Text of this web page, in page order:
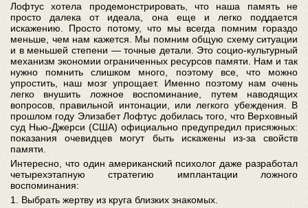
Лофтус хотела продемонстрировать, что наша память не
просто далека от идеала, она еще и легко поддается
искажению. Просто потому, что мы всегда помним гораздо
меньше, чем нам кажется. Мы помним общую схему ситуации
и в меньшей степени — точные детали. Это социо-культурный
механизм экономии ограниченных ресурсов памяти. Нам и так
нужно помнить слишком много, поэтому все, что можно
упростить, наш мозг упрощает. Именно поэтому нам очень
легко внушить ложное воспоминание, путем наводящих
вопросов, правильной интонации, или легкого убеждения. В
прошлом году Элизабет Лофтус добилась того, что Верховный
суд Нью-Джерси (США) официально предупредил присяжных:
показания очевидцев могут быть искажены из-за свойств
памяти.
Интересно, что один американский психолог даже разработал
четырехэтапную стратегию имплантации ложного
воспоминания:
1. Выбрать жертву из круга близких знакомых.